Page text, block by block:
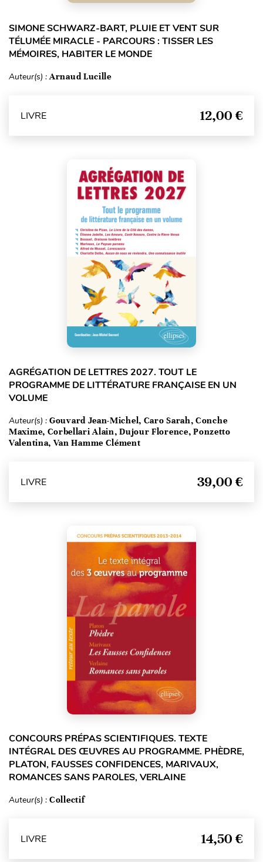
SIMONE SCHWARZ-BART, PLUIE ET VENT SUR
TÉLUMÉE MIRACLE - PARCOURS : TISSER LES
MÉMOIRES, HABITER LE MONDE
Auteur(s) :Arnaud Lucille
LIVRE 12,00 €
AGRÉGATION DE LETTRES 2027. TOUT LE
PROGRAMME DE LITTÉRATURE FRANÇAISE EN UN
VOLUME
Auteur(s) : Gouvard Jean-Michel, Caro Sarah, Conche
Maxime, Corbellari Alain, Dujour Florence, Ponzetto
Valentina, Van Hamme Clément
LIVRE 39,00 €
CONCOURS PRÉPAS SCIENTIFIQUES. TEXTE
INTÉGRAL DES ŒUVRES AU PROGRAMME. PHÈDRE,
PLATON, FAUSSES CONFIDENCES, MARIVAUX,
ROMANCES SANS PAROLES, VERLAINE
Auteur(s) : Collectif
LIVRE 14,50 €